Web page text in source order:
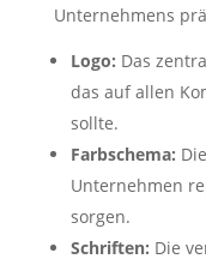
Unternehmens
Logo: Das
das auf allen
sollte.
Farbschema:
Unternehmen
sorgen.
Schriften: Die